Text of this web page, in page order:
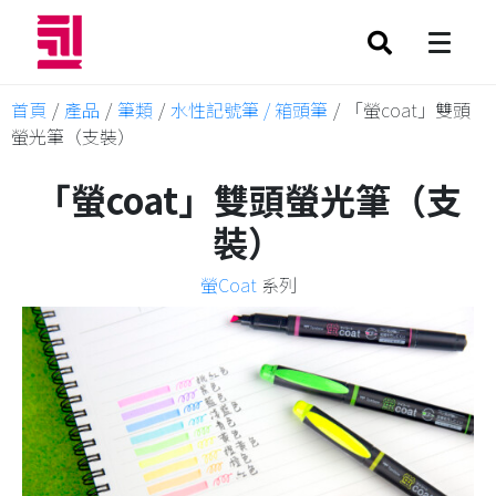
首頁 / 產品 / 筆類 / 水性記號筆 / 箱頭筆 /
「螢coat」雙頭
螢光筆（支裝）
「螢coat」雙頭螢光筆（支
裝）
螢Coat系列